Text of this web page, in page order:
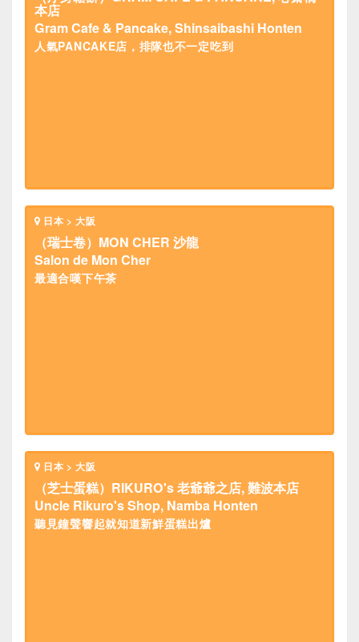
本店
Gram Cafe & Pancake, Shinsaibashi Honten
人氣PANCAKE店，排隊也不一定吃到
日本 > 大阪
（瑞士卷）MON CHER 沙龍
Salon de Mon Cher
最適合嘆下午茶
日本 > 大阪
（芝士蛋糕）RIKURO's 老爺爺之店, 難波本店
Uncle Rikuro's Shop, Namba Honten
聽見鐘聲響起就知道新鮮蛋糕出爐